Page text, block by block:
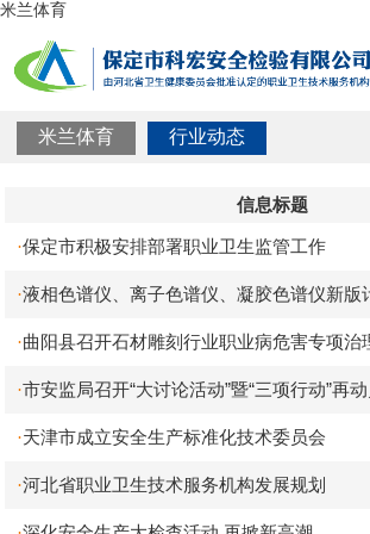
米兰体育
米兰体育 行业动态
信息标题
·保定市积极安排部署职业卫生监管工作
·液相色谱仪、离子色谱仪、凝胶色谱仪新版
施
·曲阳县召开石材雕刻行业职业病危害专项治
·市安监局召开“大讨论活动”暨“三项行动”再
·天津市成立安全生产标准化技术委员会
·河北省职业卫生技术服务机构发展规划